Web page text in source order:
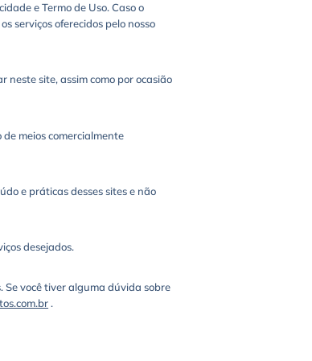
e Termo de Uso. Caso o
serviços oferecidos pelo nosso
neste site, assim como por ocasião
meios comercialmente
e práticas desses sites e não
desejados.
Se você tiver alguma dúvida sobre
.